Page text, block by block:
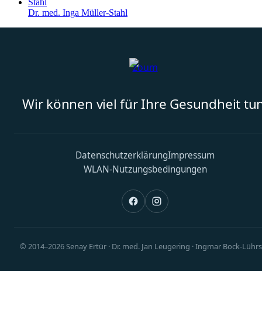
Dr. med. Inga Müller-Stahl
Wir können viel für Ihre Gesundheit
DatenschutzerklärungImpressum
WLAN-Nutzungsbedingungen
© 2014–2026 Senay Ertür · Dr. med. Jan Leugering · Ingmar Bock-